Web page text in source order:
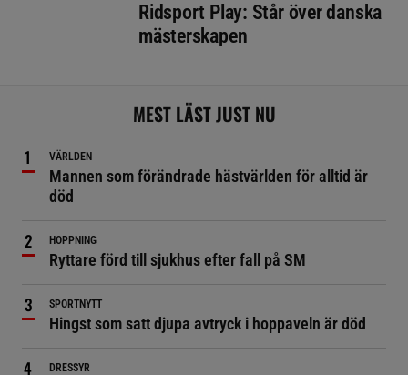
Ridsport Play: Står över danska
mästerskapen
MEST LÄST JUST NU
VÄRLDEN
Mannen som förändrade hästvärlden för alltid är
död
HOPPNING
Ryttare förd till sjukhus efter fall på SM
SPORTNYTT
Hingst som satt djupa avtryck i hoppaveln är död
DRESSYR